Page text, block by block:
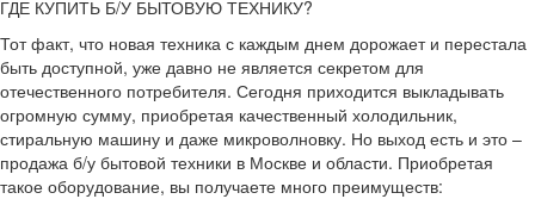
ГДЕ КУПИТЬ Б/У БЫТОВУЮ ТЕХНИКУ?
Тот факт, что новая техника с каждым днем дорожает и перестала
быть доступной, уже давно не является секретом для
отечественного потребителя. Сегодня приходится выкладывать
огромную сумму, приобретая качественный холодильник,
стиральную машину и даже микроволновку. Но выход есть и это –
продажа б/у бытовой техники в Москве и области. Приобретая
такое оборудование, вы получаете много преимуществ: